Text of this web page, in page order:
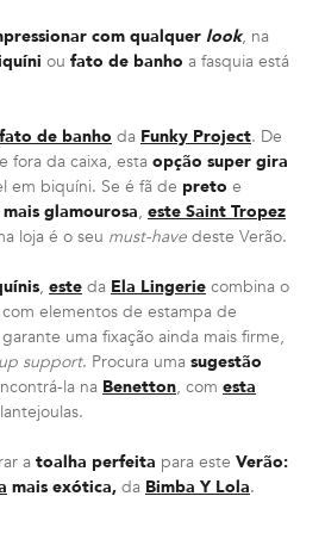
com qualquer look, na
ou fato de banho a fasquia está
fato de banho da Funky Project. De
fora da caixa, esta opção super gira
em biquíni. Se é fã de preto e
glamourosa, este Saint Tropez
loja é o seu must-have deste Verão.
, este da Ela Lingerie combina o
elementos de estampa de
uma fixação ainda mais firme,
support. Procura uma sugestão
la na Benetton, com esta
a toalha perfeita para este Verão:
mais exótica, da Bimba Y Lola.